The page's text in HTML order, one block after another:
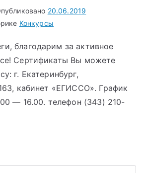
20.06.2019
Конкурсы
благодарим за активное
Сертификаты Вы можете
г. Екатеринбург,
кабинет «ЕГИССО». График
— 16.00. телефон (343) 210-